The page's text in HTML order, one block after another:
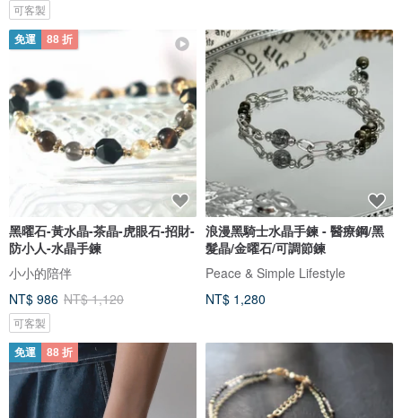
可客製
免運 88 折
黑曜石-黃水晶-茶晶-虎眼石-招財-
防小人-水晶手鍊
小小的陪伴
NT$ 986 NT$ 1,120
可客製
浪漫黑騎士水晶手鍊 - 醫療鋼/黑
髮晶/金曜石/可調節鍊
Peace & Simple Lifestyle
NT$ 1,280
免運 88 折